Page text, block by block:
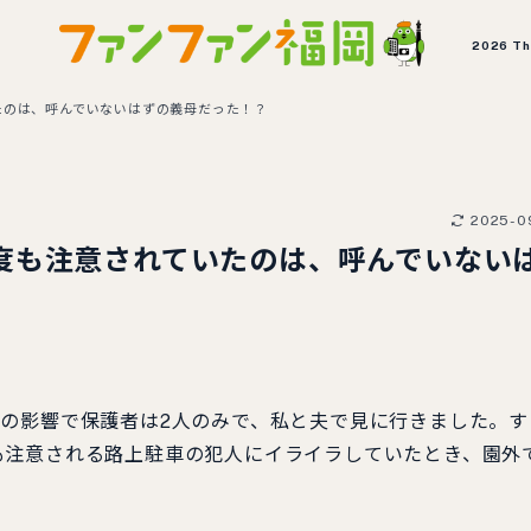
2026
は、呼んでいないはずの義母だった！？
2025-
注意されていたのは、呼んでいない
影響で保護者は2人のみで、私と夫で見に行きました。
意される路上駐車の犯人にイライラしていたとき、園外